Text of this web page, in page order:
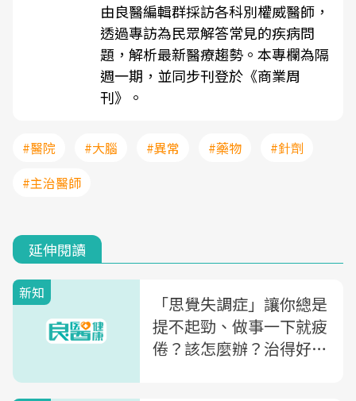
由良醫編輯群採訪各科別權威醫師，
透過專訪為民眾解答常見的疾病問
題，解析最新醫療趨勢。本專欄為隔
週一期，並同步刊登於《商業周
刊》。
#醫院 #大腦 #異常 #藥物
#針劑
#主治醫師
延伸閱讀
新知
「思覺失調症」讓你總是
提不起勁、做事一下就疲
倦？該怎麼辦？治得好